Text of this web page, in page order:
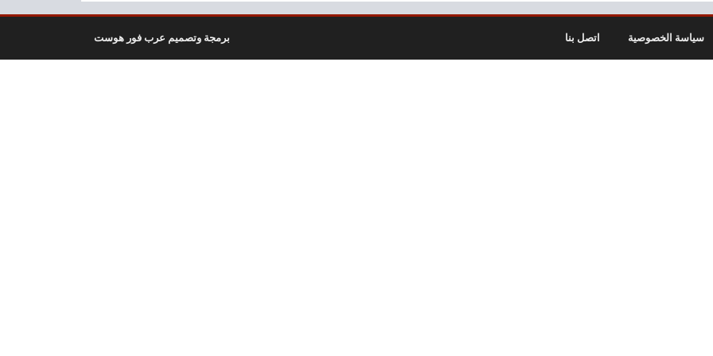
سياسة الخصوصية اتصل بنا برمجة وتصميم عرب فور هوست